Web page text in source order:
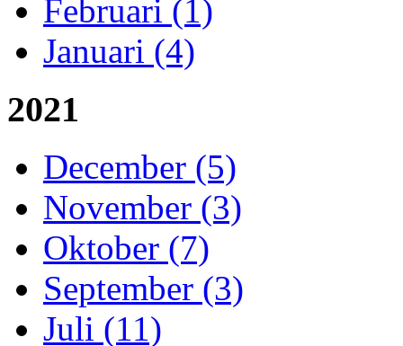
Februari (1)
Januari (4)
2021
December (5)
November (3)
Oktober (7)
September (3)
Juli (11)